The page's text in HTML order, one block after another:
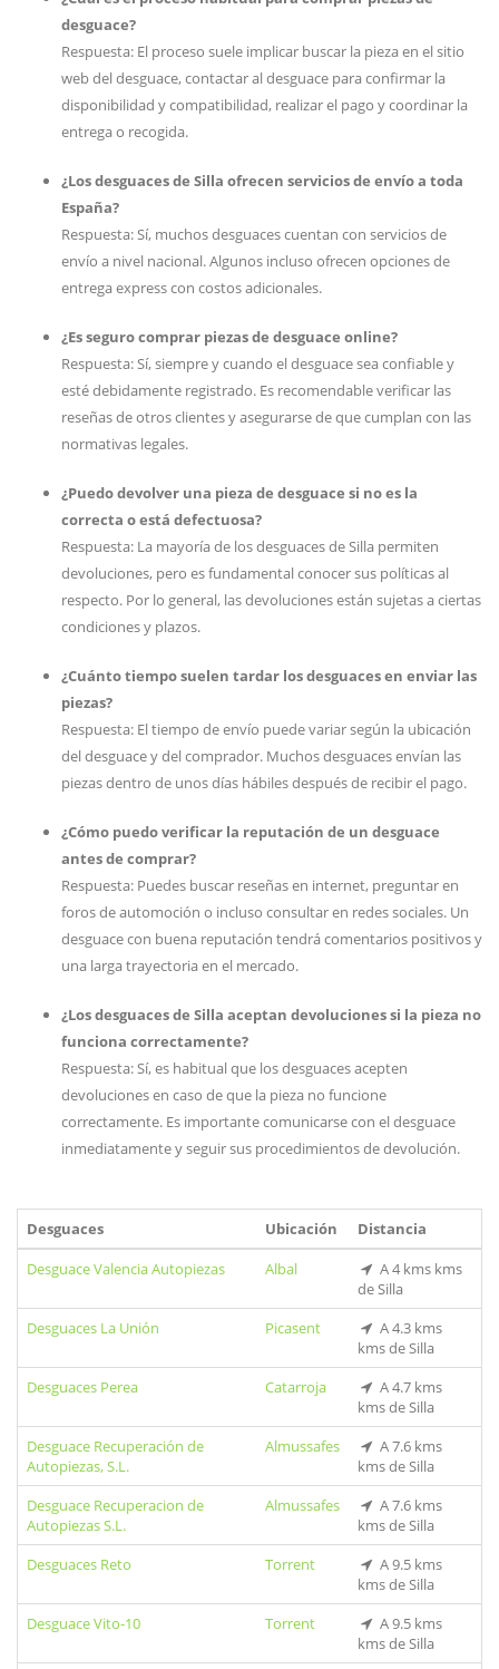
desguace?
Respuesta: El proceso suele implicar buscar la pieza en el sitio
web del desguace, contactar al desguace para confirmar la
disponibilidad y compatibilidad, realizar el pago y coordinar la
entrega o recogida.
¿Los desguaces de Silla ofrecen servicios de envío a toda
España?
Respuesta: Sí, muchos desguaces cuentan con servicios de
envío a nivel nacional. Algunos incluso ofrecen opciones de
entrega express con costos adicionales.
¿Es seguro comprar piezas de desguace online?
Respuesta: Sí, siempre y cuando el desguace sea confiable y
esté debidamente registrado. Es recomendable verificar las
reseñas de otros clientes y asegurarse de que cumplan con las
normativas legales.
¿Puedo devolver una pieza de desguace si no es la
correcta o está defectuosa?
Respuesta: La mayoría de los desguaces de Silla permiten
devoluciones, pero es fundamental conocer sus políticas al
respecto. Por lo general, las devoluciones están sujetas a ciertas
condiciones y plazos.
¿Cuánto tiempo suelen tardar los desguaces en enviar las
piezas?
Respuesta: El tiempo de envío puede variar según la ubicación
del desguace y del comprador. Muchos desguaces envían las
piezas dentro de unos días hábiles después de recibir el pago.
¿Cómo puedo verificar la reputación de un desguace
antes de comprar?
Respuesta: Puedes buscar reseñas en internet, preguntar en
foros de automoción o incluso consultar en redes sociales. Un
desguace con buena reputación tendrá comentarios positivos y
una larga trayectoria en el mercado.
¿Los desguaces de Silla aceptan devoluciones si la pieza no
funciona correctamente?
Respuesta: Sí, es habitual que los desguaces acepten
devoluciones en caso de que la pieza no funcione
correctamente. Es importante comunicarse con el desguace
inmediatamente y seguir sus procedimientos de devolución.
Desguaces Ubicación
Distancia
Desguace Valencia Autopiezas
Albal
A 4 kms kms
de Silla
Desguaces La Unión
Picasent
A 4.3 kms
kms de Silla
Desguaces Perea
Catarroja
A 4.7 kms
kms de Silla
Desguace Recuperación de
Autopiezas, S.L.
Almussafes
A 7.6 kms
kms de Silla
Desguace Recuperacion de
Autopiezas S.L.
Almussafes
A 7.6 kms
kms de Silla
Desguaces Reto
Torrent
A 9.5 kms
kms de Silla
Desguace Vito-10
Torrent
A 9.5 kms
kms de Silla